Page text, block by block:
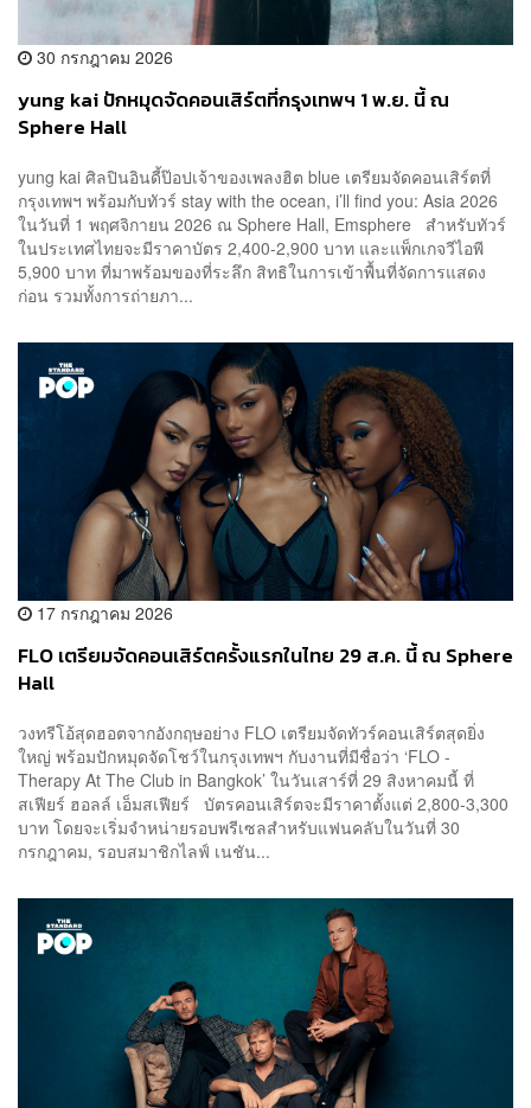
30 กรกฎาคม 2026
yung kai ปักหมุดจัดคอนเสิร์ตที่กรุงเทพฯ 1 พ.ย. นี้ ณ
Sphere Hall
yung kai ศิลปินอินดี้ป๊อปเจ้าของเพลงฮิต blue เตรียมจัดคอนเสิร์ตที่
กรุงเทพฯ พร้อมกับทัวร์ stay with the ocean, i’ll find you: Asia 2026
ในวันที่ 1 พฤศจิกายน 2026 ณ Sphere Hall, Emsphere สำหรับทัวร์
ในประเทศไทยจะมีราคาบัตร 2,400-2,900 บาท และแพ็กเกจวีไอพี
5,900 บาท ที่มาพร้อมของที่ระลึก สิทธิในการเข้าพื้นที่จัดการแสดง
ก่อน รวมทั้งการถ่ายภา...
17 กรกฎาคม 2026
FLO เตรียมจัดคอนเสิร์ตครั้งแรกในไทย 29 ส.ค. นี้ ณ Sphere
Hall
วงทรีโอ้สุดฮอตจากอังกฤษอย่าง FLO เตรียมจัดทัวร์คอนเสิร์ตสุดยิ่ง
ใหญ่ พร้อมปักหมุดจัดโชว์ในกรุงเทพฯ กับงานที่มีชื่อว่า ‘FLO -
Therapy At The Club in Bangkok’ ในวันเสาร์ที่ 29 สิงหาคมนี้ ที่
สเฟียร์ ฮอลล์ เอ็มสเฟียร์ บัตรคอนเสิร์ตจะมีราคาตั้งแต่ 2,800-3,300
บาท โดยจะเริ่มจำหน่ายรอบพรีเซลสำหรับแฟนคลับในวันที่ 30
กรกฎาคม, รอบสมาชิกไลฟ์ เนชัน...